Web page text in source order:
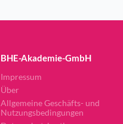
BHE-Akademie-GmbH
Impressum
Über
Allgemeine Geschäfts- und
Nutzungsbedingungen